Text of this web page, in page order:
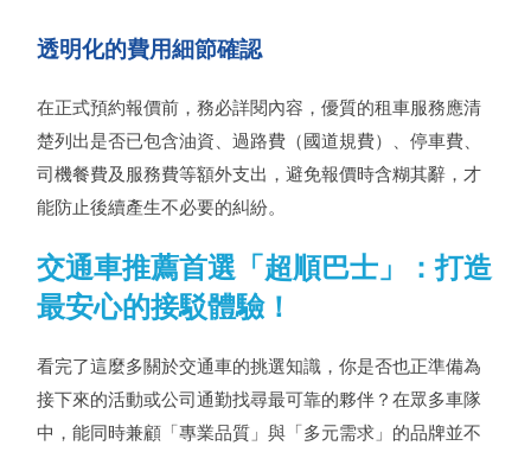
透明化的費用細節確認
在正式預約報價前，務必詳閱內容，優質的租車服務應清
楚列出是否已包含油資、過路費（國道規費）、停車費、
司機餐費及服務費等額外支出，避免報價時含糊其辭，才
能防止後續產生不必要的糾紛。
交通車推薦首選「超順巴士」：打造
最安心的接駁體驗！
看完了這麼多關於交通車的挑選知識，你是否也正準備為
接下來的活動或公司通勤找尋最可靠的夥伴？在眾多車隊
中，能同時兼顧「專業品質」與「多元需求」的品牌並不